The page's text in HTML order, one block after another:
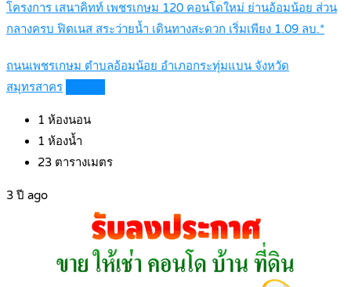
โครงการ เสนาคิทท์ เพชรเกษม 120 คอนโดใหม่ ย่านอ้อมน้อย ส่วน
กลางครบ ฟิตเนส สระว่ายน้ำ เดินทางสะดวก เริ่มเพียง 1.09 ลบ.*
ถนนเพชรเกษม ตำบลอ้อมน้อย อำเภอกระทุ่มแบน จังหวัด
สมุทรสาคร
1 ห้องนอน
1 ห้องน้ำ
23 ตารางเมตร
3 ปี ago